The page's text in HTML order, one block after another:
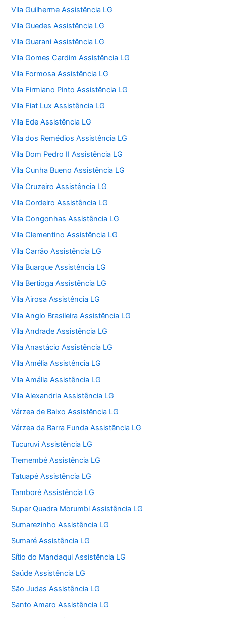
Vila Guilherme Assistência LG
Vila Guedes Assistência LG
Vila Guarani Assistência LG
Vila Gomes Cardim Assistência LG
Vila Formosa Assistência LG
Vila Firmiano Pinto Assistência LG
Vila Fiat Lux Assistência LG
Vila Ede Assistência LG
Vila dos Remédios Assistência LG
Vila Dom Pedro II Assistência LG
Vila Cunha Bueno Assistência LG
Vila Cruzeiro Assistência LG
Vila Cordeiro Assistência LG
Vila Congonhas Assistência LG
Vila Clementino Assistência LG
Vila Carrão Assistência LG
Vila Buarque Assistência LG
Vila Bertioga Assistência LG
Vila Airosa Assistência LG
Vila Anglo Brasileira Assistência LG
Vila Andrade Assistência LG
Vila Anastácio Assistência LG
Vila Amélia Assistência LG
Vila Amália Assistência LG
Vila Alexandria Assistência LG
Várzea de Baixo Assistência LG
Várzea da Barra Funda Assistência LG
Tucuruvi Assistência LG
Tremembé Assistência LG
Tatuapé Assistência LG
Tamboré Assistência LG
Super Quadra Morumbi Assistência LG
Sumarezinho Assistência LG
Sumaré Assistência LG
Sítio do Mandaqui Assistência LG
Saúde Assistência LG
São Judas Assistência LG
Santo Amaro Assistência LG